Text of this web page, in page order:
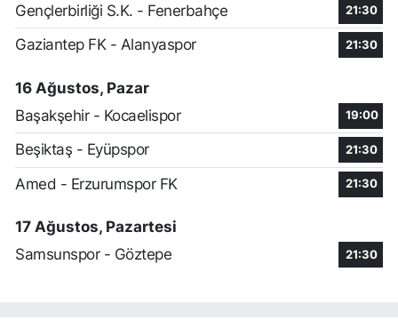
Gençlerbirliği S.K. - Fenerbahçe 21:30
Gaziantep FK - Alanyaspor 21:30
16 Ağustos, Pazar
Başakşehir - Kocaelispor
19:00
Beşiktaş - Eyüpspor 21:30
Amed - Erzurumspor FK 21:30
17 Ağustos, Pazartesi
Samsunspor - Göztepe
21:30